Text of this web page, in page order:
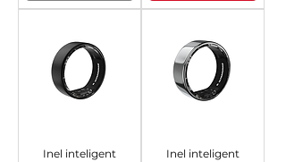
Inel inteligent
Inel inteligent